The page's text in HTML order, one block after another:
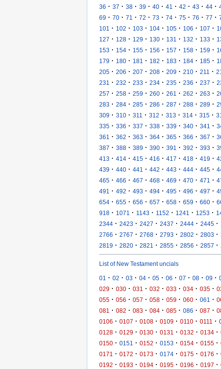
36 · 37 · 38 · 39 · 40 · 41 · 42 · 43 · 44 ·
69 · 70 · 71 · 72 · 73 · 74 · 75 · 76 · 77 ·
101
· 102 · 103 · 104 · 105 · 106 · 107 ·
127 · 128 · 129 · 130 · 131 · 132 · 133 ·
153 · 154 · 155 · 156 · 157 · 158 · 159 ·
179 · 180 · 181 · 182 · 183 · 184 · 185 ·
205 · 206 · 207 · 208 · 209 · 210 · 211 ·
231
· 232 · 233 · 234 · 235 · 236 · 237 ·
257 · 258 · 259 · 260 · 261 · 262 · 263 ·
283 · 284 · 285 · 286 · 287 · 288 · 289 ·
309 · 310 · 311 · 312 · 313 · 314 · 315 ·
335 · 336 · 337 · 338 · 339 · 340 · 341 ·
361
· 362 · 363 · 364 · 365 · 366 · 367 ·
387 · 388 · 389 · 390 · 391 · 392 · 393 ·
413 · 414 · 415 · 416 · 417 · 418 · 419 ·
439 · 440 · 441 · 442 · 443 · 444 · 445 ·
465 · 466 · 467 · 468 · 469 · 470 · 471 ·
491
· 492 · 493 · 494 · 495 · 496 · 497 ·
654 · 655 · 656 · 657 · 658 · 659 · 660 ·
918 · 1071 · 1143 · 1152 · 1241 · 1253 ·
2344 · 2423 · 2427 · 2437 · 2444 · 2445 ·
2766 · 2767 · 2768 · 2793 · 2802 · 2803 ·
2819 · 2820 · 2821 · 2855 · 2856 · 2857 ·
List of New Testament uncials
01 · 02 · 03 · 04 · 05 · 06 · 07 · 08 · 09 ·
029 · 030 · 031 · 032 · 033 · 034 · 035 ·
055 · 056 · 057 · 058 · 059 · 060 · 061 ·
081
· 082 · 083 · 084 · 085 · 086 · 087 ·
0106 · 0107 · 0108 · 0109 · 0110 · 0111 ·
0128 · 0129 · 0130 · 0131 · 0132 · 0134 ·
0150 · 0151 · 0152 · 0153 · 0154 · 0155 ·
0171
· 0172 · 0173 · 0174 · 0175 · 0176 ·
0192 · 0193 · 0194 · 0195 · 0196 · 0197 ·